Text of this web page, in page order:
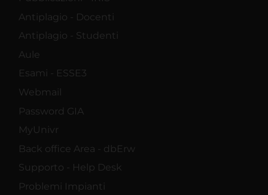
Antiplagio - Docenti
Antiplagio - Studenti
Aule
Esami - ESSE3
Webmail
Password GIA
MyUnivr
Back office Area - dbErw
Supporto - Help Desk
Problemi Impianti